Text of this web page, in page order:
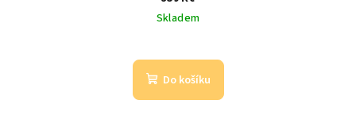
Skladem
Do košíku